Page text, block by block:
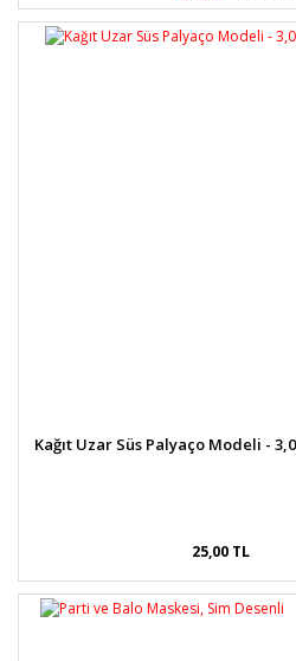
Kağıt Uzar Süs Palyaço Modeli -
25,00 TL